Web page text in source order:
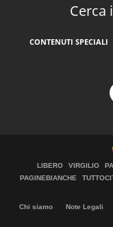
Cerca
CONTENUTI SPECIALI
LIBERO VIRGILIO
PAGINEBIANCHE
Chi siamo Note Legali